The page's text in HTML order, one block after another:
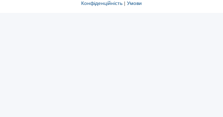
Конфіденційність | Умови